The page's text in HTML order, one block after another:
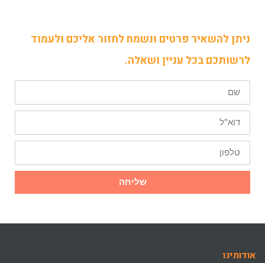
ניתן להשאיר פרטים ונשמח לחזור אליכם ולעמוד
לרשותכם בכל עניין ושאלה.
שם
דוא"ל
טלפון
שליחה
אודותינו